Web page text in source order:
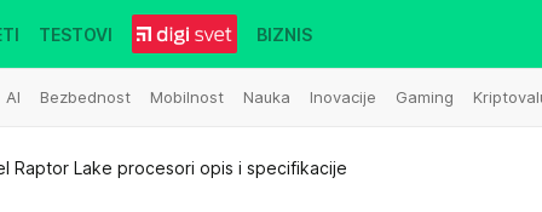
AI Bezbednost Mobilnost Nauka Inovacije Gaming
TESTOVI BIZNIS
Raptor Lake procesori opis i specifikacije